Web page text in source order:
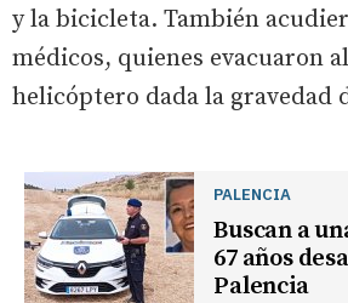
y la bicicleta. También
médicos, quienes evacuaron
helicóptero dada la gravedad
PALENCIA
Buscan a
67 años
Palencia